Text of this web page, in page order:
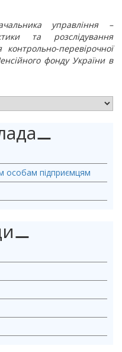
управління –
та розслідування
контрольно-перевірочної
фонду України в
⚊
особам підприємцям
⚊